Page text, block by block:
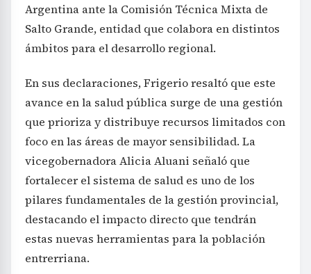
Argentina ante la Comisión Técnica Mixta de
Salto Grande, entidad que colabora en distintos
ámbitos para el desarrollo regional.
En sus declaraciones, Frigerio resaltó que este
avance en la salud pública surge de una gestión
que prioriza y distribuye recursos limitados con
foco en las áreas de mayor sensibilidad. La
vicegobernadora Alicia Aluani señaló que
fortalecer el sistema de salud es uno de los
pilares fundamentales de la gestión provincial,
destacando el impacto directo que tendrán
estas nuevas herramientas para la población
entrerriana.